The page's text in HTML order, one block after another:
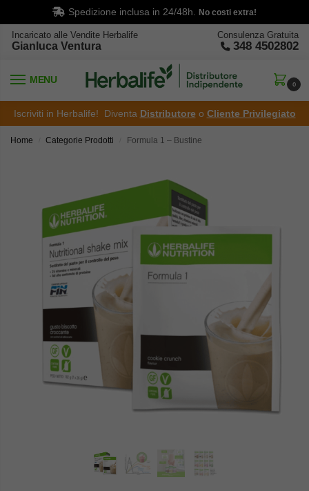
Spedizione inclusa in 24/48h. No costi extra!
Incaricato alle Vendite Herbalife
Gianluca Ventura
Consulenza Gratuita
348 4502802
MENU 0
Iscriviti in Herbalife! Diventa Distributore o Cliente Privilegiato
Home Categorie Prodotti Formula 1 – Bustine